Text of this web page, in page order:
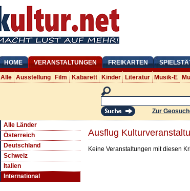
HOME VERANSTALTUNGEN FREIKARTEN
Alle Ausstellung Film Kabarett Kinder Literatur Musik-E
Zur
Alle Länder
Österreich
Deutschland
Schweiz
Italien
International
Ausflug
Keine Veranstaltungen mit diesen